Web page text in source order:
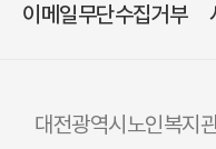
이메일무단수집거부
대전광역시노인복지